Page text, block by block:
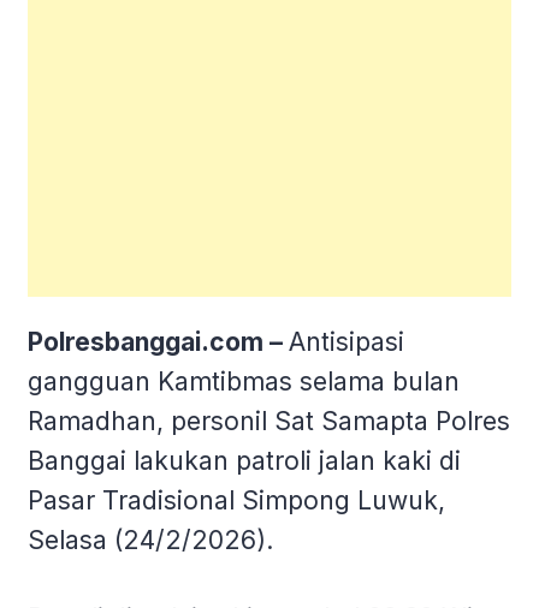
Polresbanggai.com – Antisipasi
gangguan Kamtibmas selama bulan
Ramadhan, personil Sat Samapta Polres
Banggai lakukan patroli jalan kaki di
Pasar Tradisional Simpong Luwuk,
Selasa (24/2/2026).